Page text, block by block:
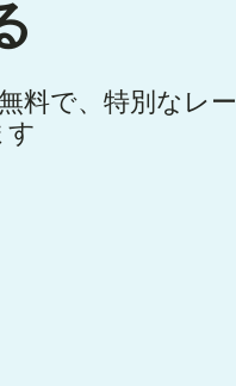
料で、特別なレー
す